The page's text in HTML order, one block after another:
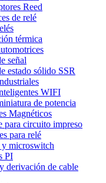
Reed
de relé
térmica
señal
estado sólido SSR
WIFI
de potencia
Magnéticos
para circuito impreso
para relé
microswitch
PI
derivación de cable